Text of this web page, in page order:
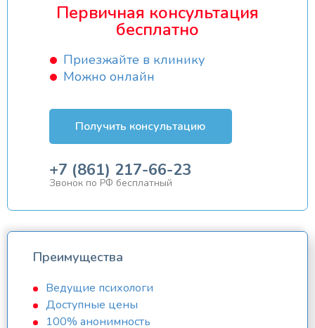
Первичная консультация
бесплатно
Приезжайте в клинику
Можно онлайн
Получить консультацию
+7 (861) 217-66-23
Звонок по РФ бесплатный
Преимущества
Ведущие психологи
Доступные цены
100% анонимность